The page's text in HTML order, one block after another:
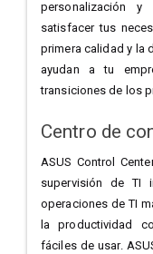
personalización
satisfacer tus
primera calidad y la
ayudan a tu
transiciones de los
Centro de
ASUS Control
supervisión de TI
operaciones de TI
la productividad
fáciles de usar.